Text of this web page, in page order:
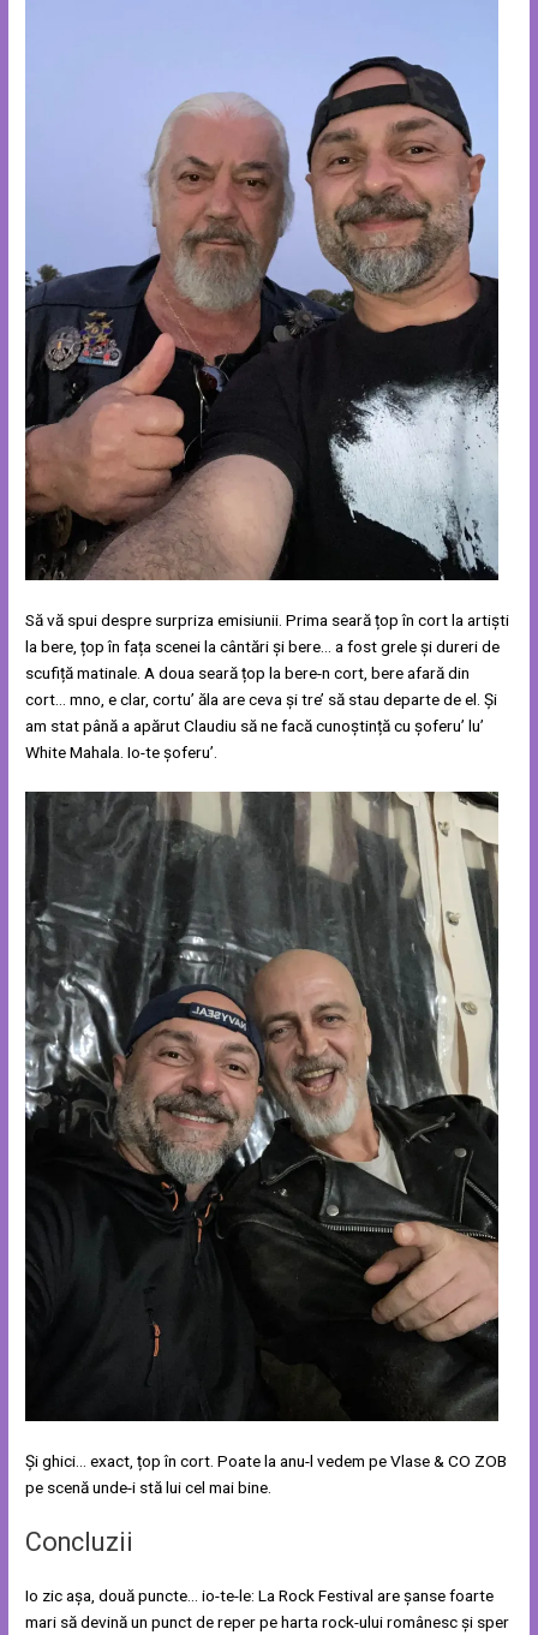
Să vă spui despre surpriza emisiunii. Prima seară țop în cort la artiști
la bere, țop în fața scenei la cântări și bere… a fost grele și dureri de
scufiță matinale. A doua seară țop la bere-n cort, bere afară din
cort… mno, e clar, cortu’ ăla are ceva și tre’ să stau departe de el. Și
am stat până a apărut Claudiu să ne facă cunoștință cu șoferu’ lu’
White Mahala. Io-te șoferu’.
Și ghici… exact, țop în cort. Poate la anu-l vedem pe Vlase & CO ZOB
pe scenă unde-i stă lui cel mai bine.
Concluzii
Io zic așa, două puncte… io-te-le: La Rock Festival are șanse foarte
mari să devină un punct de reper pe harta rock-ului românesc și sper